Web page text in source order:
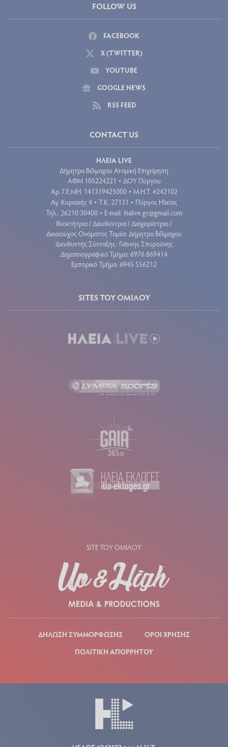
FOLLOW US
FACEBOOK
X (TWITTER)
YOUTUBE
GOOGLE NEWS
RSS FEED
CONTACT US
ΗΛΕΙΑ LIVE
Δήμητρα Βέλμαχου Ατομική Επιχείρηση
ΑΦΜ 105224221 • ΔΟΥ Πύργου
Aρ. Γ.Ε.ΜΗ. 141319425000 • Μ.Η.Τ. #242102
Αγ. Κυριακής 4 • Τ.Κ. 27131 • Πύργος Ηλείας
Τηλ.: 26210 30400 • E-mail: ilialive.gr@gmail.com
Ιδιοκτήτρια / Διευθύντρια / Διαχειρίστρια /
Δικαιούχος Ονόματος Τομέα: Δήμητρα Βέλμαχου
Διευθυντής Σύνταξης: Γιάννης Σπυρούνης
Δημοσιογραφικό Τμήμα: 6976 869414
Εμπορικό Τμήμα: 6945 556212
SITES ΤΟΥ ΟΜΙΛΟΥ
SITE ΤΟΥ ΟΜΙΛΟΥ
ΔΗΛΩΣΗ ΣΥΜΜΟΡΦΩΣΗΣ
ΟΡΟΙ ΧΡΗΣΗΣ
ΠΟΛΙΤΙΚΗ ΑΠΟΡΡΗΤΟΥ